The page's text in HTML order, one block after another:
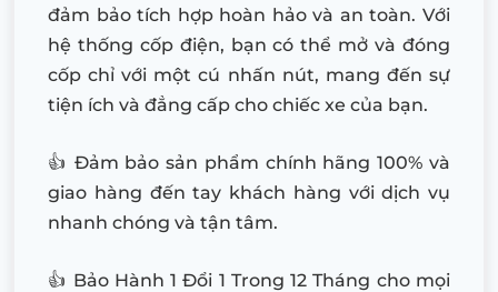
đảm bảo tích hợp hoàn hảo và an toàn. Với
hệ thống cốp điện, bạn có thể mở và đóng
cốp chỉ với một cú nhấn nút, mang đến sự
tiện ích và đẳng cấp cho chiếc xe của bạn.
👍 Đảm bảo sản phẩm chính hãng 100% và
giao hàng đến tay khách hàng với dịch vụ
nhanh chóng và tận tâm.
👍 Bảo Hành 1 Đổi 1 Trong 12 Tháng cho mọi